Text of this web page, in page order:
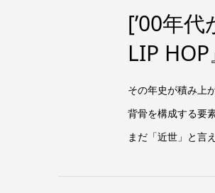
[’00年
LIP
その年史が積み上
背骨を構成する要
まだ「近世」と言